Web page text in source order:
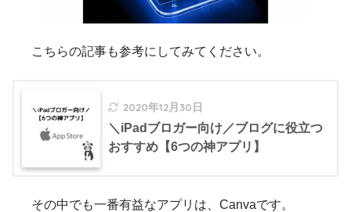
こちらの記事も参考にしてみてください。
2020年12月30日
＼iPadブロガー向け／ブログに役立つ
おすすめ【6つの神アプリ】
その中でも一番有益なアプリは、Canvaです。